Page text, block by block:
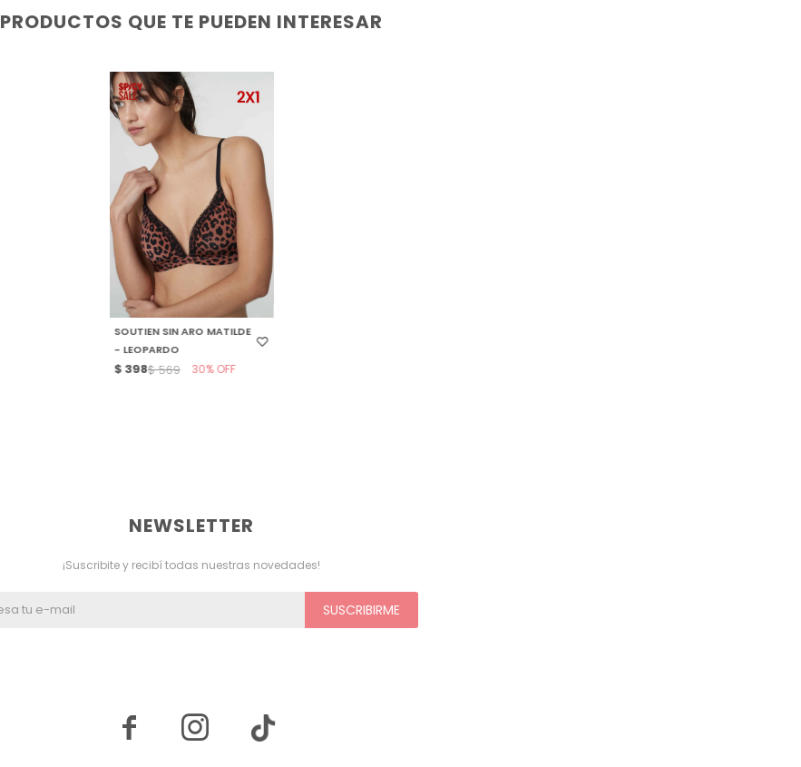
PRODUCTOS QUE TE PUEDEN INTERESAR
SELECCIONAR TALLE
SOUTIEN SIN ARO MATILDE
- LEOPARDO
$ 398$ 569 30
NEWSLETTER
¡Suscribite y recibí todas nuestras novedades!
SUSCRIBIRME
 